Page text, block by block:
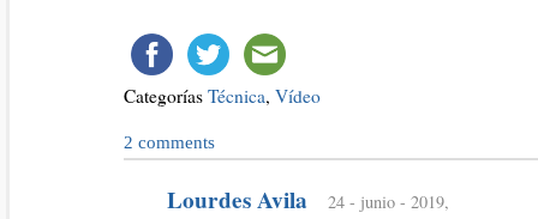
Categorías Técnica, Vídeo
2 comments
Lourdes Avila 24 - junio - 2019,